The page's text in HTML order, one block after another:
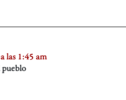
las 1:45 am